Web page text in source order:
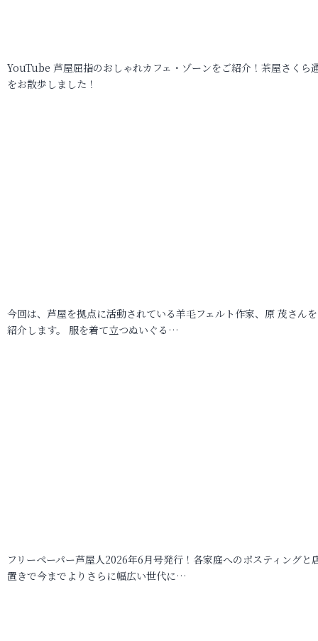
YouTube 芦屋屈指のおしゃれカフェ・ゾーンをご紹介！茶屋さくら
をお散歩しました！
今回は、芦屋を拠点に活動されている羊毛フェルト作家、原 茂さん
紹介します。 服を着て立つぬいぐる…
フリーペーパー芦屋人2026年6月号発行！各家庭へのポスティングと
置きで今までよりさらに幅広い世代に…